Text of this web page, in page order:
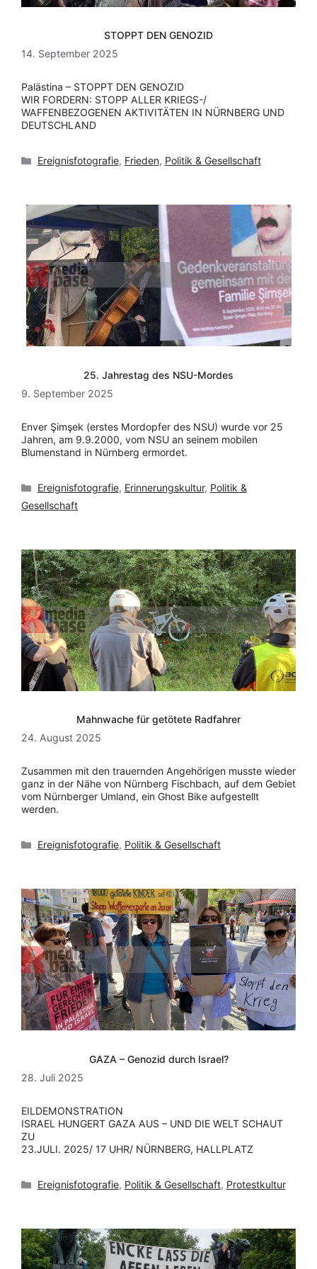
STOPPT DEN GENOZID
14. September 2025
Palästina – STOPPT DEN GENOZID
WIR FORDERN: STOPP ALLER KRIEGS-/
WAFFENBEZOGENEN AKTIVITÄTEN IN NÜRNBERG UND
DEUTSCHLAND
Kategorien
Ereignisfotografie, Frieden, Politik & Gesellschaft
25. Jahrestag des NSU-Mordes
9. September 2025
Enver Şimşek (erstes Mordopfer des NSU) wurde vor 25
Jahren, am 9.9.2000, vom NSU an seinem mobilen
Blumenstand in Nürnberg ermordet.
Kategorien
Ereignisfotografie, Erinnerungskultur, Politik &
Gesellschaft
Mahnwache für getötete Radfahrer
24. August 2025
Zusammen mit den trauernden Angehörigen musste wieder
ganz in der Nähe von Nürnberg Fischbach, auf dem Gebiet
vom Nürnberger Umland, ein Ghost Bike aufgestellt
werden.
Kategorien
Ereignisfotografie, Politik & Gesellschaft
GAZA – Genozid durch Israel?
28. Juli 2025
EILDEMONSTRATION
ISRAEL HUNGERT GAZA AUS – UND DIE WELT SCHAUT
ZU
23.JULI. 2025/ 17 UHR/ NÜRNBERG, HALLPLATZ
Kategorien
Ereignisfotografie, Politik & Gesellschaft, Protestkultur